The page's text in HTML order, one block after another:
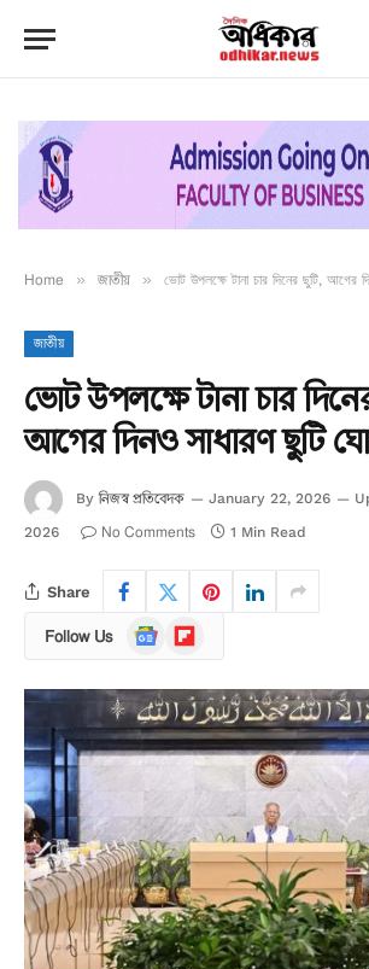
Home » জাতীয় » ভোট উপলক্ষে টানা চার দিনের ছুটি, আগের
জাতীয়
ভোট উপলক্ষে টানা চার
আগের দিনও সাধারণ ছুটি
By নিজস্ব প্রতিবেদক January 22, 2026
2026
No Comments 1 Min Read
Share
Follow Us
Google
News
Flipboard